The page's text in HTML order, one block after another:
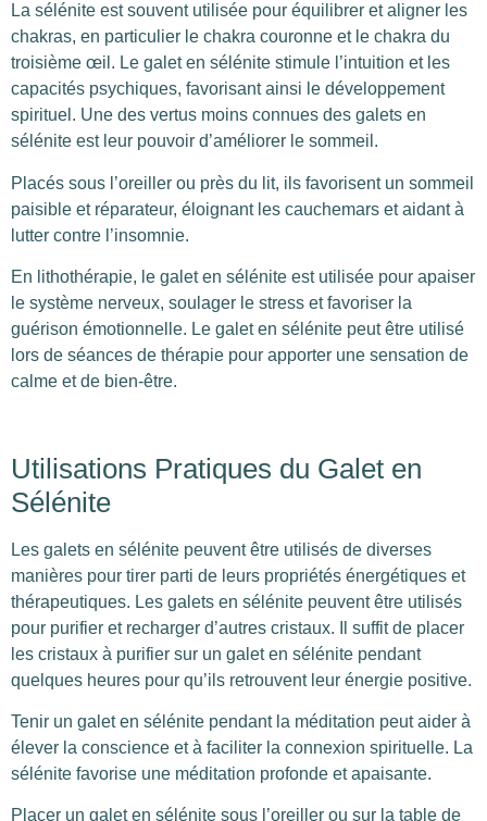
La sélénite est souvent utilisée pour équilibrer et aligner les
chakras, en particulier le chakra couronne et le chakra du
troisième œil. Le galet en sélénite stimule l’intuition et les
capacités psychiques, favorisant ainsi le développement
spirituel. Une des vertus moins connues des galets en
sélénite est leur pouvoir d’améliorer le sommeil.
Placés sous l’oreiller ou près du lit, ils favorisent un sommeil
paisible et réparateur, éloignant les cauchemars et aidant à
lutter contre l’insomnie.
En lithothérapie, le galet en sélénite est utilisée pour apaiser
le système nerveux, soulager le stress et favoriser la
guérison émotionnelle. Le galet en sélénite peut être utilisé
lors de séances de thérapie pour apporter une sensation de
calme et de bien-être.
Utilisations Pratiques du Galet en
Sélénite
Les galets en sélénite peuvent être utilisés de diverses
manières pour tirer parti de leurs propriétés énergétiques et
thérapeutiques. Les galets en sélénite peuvent être utilisés
pour purifier et recharger d’autres cristaux. Il suffit de placer
les cristaux à purifier sur un galet en sélénite pendant
quelques heures pour qu’ils retrouvent leur énergie positive.
Tenir un galet en sélénite pendant la méditation peut aider à
élever la conscience et à faciliter la connexion spirituelle. La
sélénite favorise une méditation profonde et apaisante.
Placer un galet en sélénite sous l’oreiller ou sur la table de